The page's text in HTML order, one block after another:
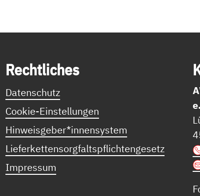
Recht­li­ches
Datenschutz
Cookie-Einstellungen
Hinweisgeber*innensystem
Lieferkettensorgfaltspflichtengesetz
Impressum